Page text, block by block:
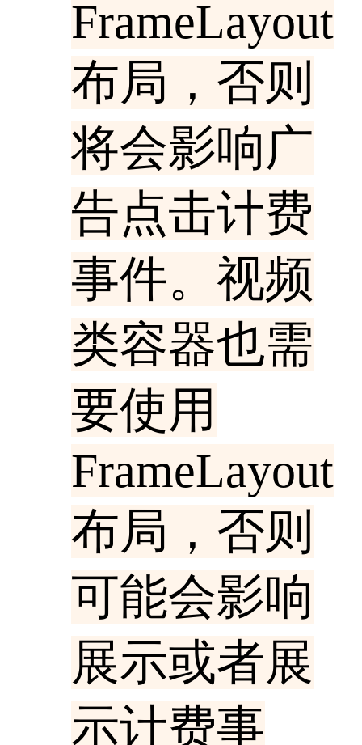
FrameLayout
布局，否则
将会影响广
告点击计费
事件。视频
类容器也需
要使用
FrameLayout
布局，否则
可能会影响
展示或者展
示计费事